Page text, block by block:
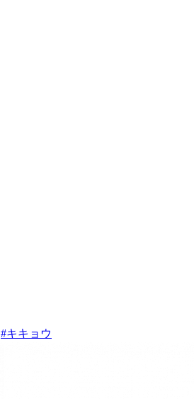
#キキョウ